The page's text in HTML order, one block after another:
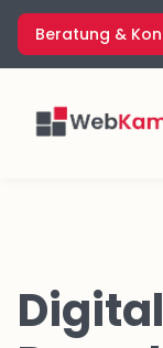
Zum
Inhalt
springen
Beratung &